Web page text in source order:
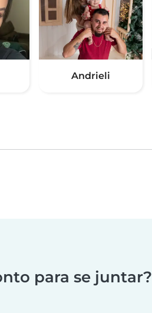
Andrieli
para se juntar?